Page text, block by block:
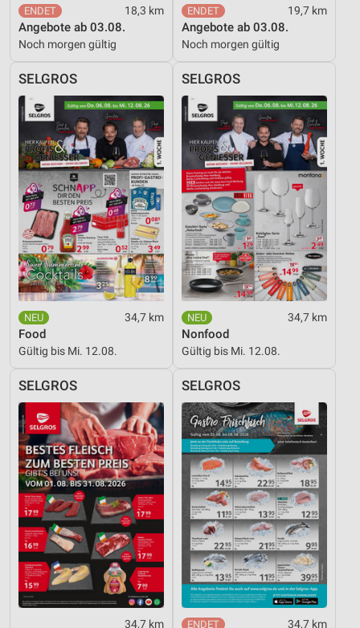
18,3 km
Angebote ab 03.08.
Noch morgen gültig
19,7 km
Angebote ab 03.08.
Noch morgen gültig
SELGROS
34,7 km
Food
Gültig bis Mi. 12.08.
SELGROS
34,7 km
Nonfood
Gültig bis Mi. 12.08.
SELGROS
34,7 km
SELGROS
34,7 km
Werbung